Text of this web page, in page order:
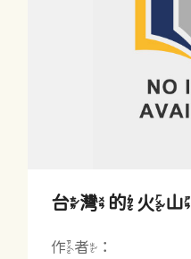
台灣的火山
作者：